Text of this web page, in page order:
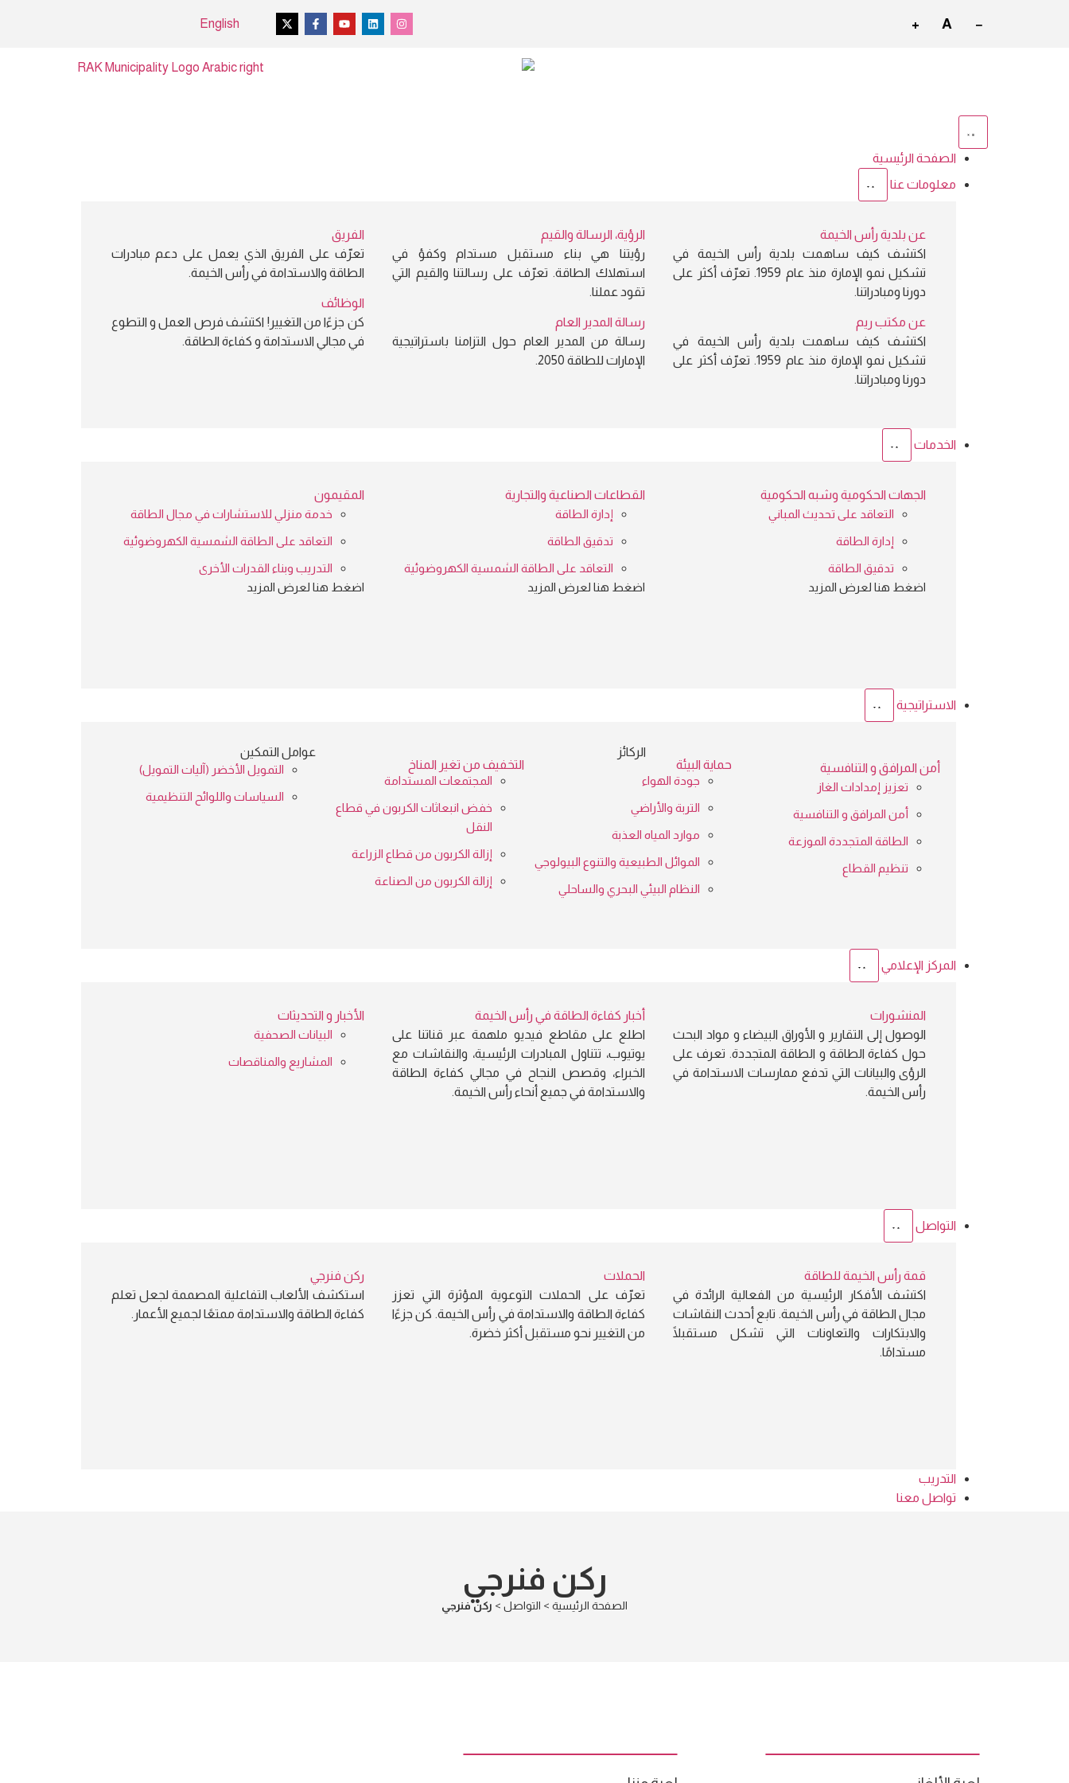
−
A
+
English
الصفحة الرئيسية
معلومات عنا
عن بلدية رأس الخيمة
اكتشف كيف ساهمت بلدية رأس الخيمة في
تشكيل نمو الإمارة منذ عام 1959. تعرّف أكثر على
دورنا ومبادراتنا.
عن مكتب ريم
اكتشف كيف ساهمت بلدية رأس الخيمة في
تشكيل نمو الإمارة منذ عام 1959. تعرّف أكثر على
دورنا ومبادراتنا.
الرؤية، الرسالة والقيم
رؤيتنا هي بناء مستقبل مستدام وكفؤ في
استهلاك الطاقة. تعرّف على رسالتنا والقيم التي
تقود عملنا.
رسالة المدير العام
رسالة من المدير العام حول التزامنا باستراتيجية
الإمارات للطاقة 2050.
الفريق
تعرّف على الفريق الذي يعمل على دعم مبادرات
الطاقة والاستدامة في رأس الخيمة.
الوظائف
كن جزءًا من التغيير! اكتشف فرص العمل و التطوع
في مجالي الاستدامة و كفاءة الطاقة.
الخدمات
الجهات الحكومية وشبه الحكومية
التعاقد على تحديث المباني
إدارة الطاقة
تدقيق الطاقة
اضغط هنا لعرض المزيد
القطاعات الصناعية والتجارية
إدارة الطاقة
تدقيق الطاقة
التعاقد على الطاقة الشمسية الكهروضوئية
اضغط هنا لعرض المزيد
المقيمون
خدمة منزلي للاستشارات في مجال الطاقة
التعاقد على الطاقة الشمسية الكهروضوئية
التدريب وبناء القدرات الأخرى
اضغط هنا لعرض المزيد
الاستراتيجية
الركائز
أمن المرافق و التنافسية
تعزيز إمدادات الغاز
أمن المرافق و التنافسية
الطاقة المتجددة الموزعة
تنظيم القطاع
حماية البيئة
جودة الهواء
التربة والأراضي
موارد المياه العذبة
الموائل الطبيعية والتنوع البيولوجي
النظام البيئي البحري والساحلي
التخفيف من تغير المناخ
المجتمعات المستدامة
خفض انبعاثات الكربون في قطاع
النقل
إزالة الكربون من قطاع الزراعة
إزالة الكربون من الصناعة
عوامل التمكين
التمويل الأخضر (آليات التمويل)
السياسات واللوائح التنظيمية
المركز الإعلامي
المنشورات
الوصول إلى التقارير و الأوراق البيضاء و مواد البحث
حول كفاءة الطاقة و الطاقة المتجددة. تعرف على
الرؤى والبيانات التي تدفع ممارسات الاستدامة في
رأس الخيمة.
أخبار كفاءة الطاقة في رأس الخيمة
اطلع على مقاطع فيديو ملهمة عبر قناتنا على
يوتيوب، تتناول المبادرات الرئيسية، والنقاشات مع
الخبراء، وقصص النجاح في مجالي كفاءة الطاقة
والاستدامة في جميع أنحاء رأس الخيمة.
الأخبار و التحديثات
البيانات الصحفية
المشاريع والمناقصات
التواصل
قمة رأس الخيمة للطاقة
اكتشف الأفكار الرئيسية من الفعالية الرائدة في
مجال الطاقة في رأس الخيمة. تابع أحدث النقاشات
والابتكارات والتعاونات التي تشكل مستقبلًا
مستدامًا.
الحملات
تعرّف على الحملات التوعوية المؤثرة التي تعزز
كفاءة الطاقة والاستدامة في رأس الخيمة. كن جزءًا
من التغيير نحو مستقبل أكثر خضرة.
ركن فنرجي
استكشف الألعاب التفاعلية المصممة لجعل تعلم
كفاءة الطاقة والاستدامة ممتعًا لجميع الأعمار.
التدريب
تواصل معنا
ركن فنرجي
الصفحة الرئيسية > التواصل > ركن فنرجي